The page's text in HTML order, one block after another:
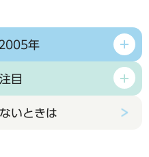
年
目
いときは